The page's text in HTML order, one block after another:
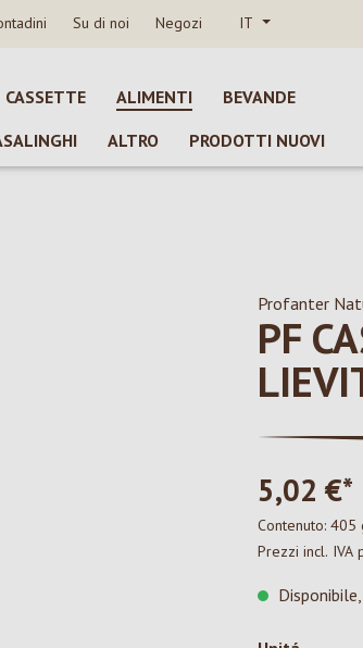
Su di noi Negozi IT
CASSETTE ALIMENTI
BEVANDE
ALTRO PRODOTTI NUOVI
Profanter
PF
5,02 €*
Contenuto: 405
Prezzi incl. IVA